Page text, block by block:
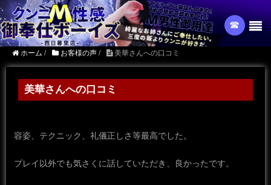
☎︎
ホーム / お客様の声 / 美華さんへの口コミ
美華さんへの口コミ
容姿、テクニック、礼儀正しさ等最高でした。
プレイ以外でも気さくに話していただき、良かったです。